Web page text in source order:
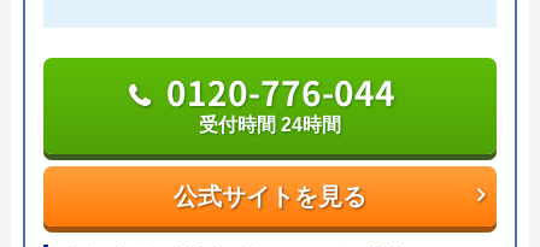
支払い方法は、現金払い、銀行振込、PayPay、各種
クレジットカード決済から選べます。Web限定の割
引サービスも行っているため、気になる方は問い合
わせ前に公式HPへアクセスしてみましょう。
公式サイトを見る
0120-776-044
受付時間 24時間